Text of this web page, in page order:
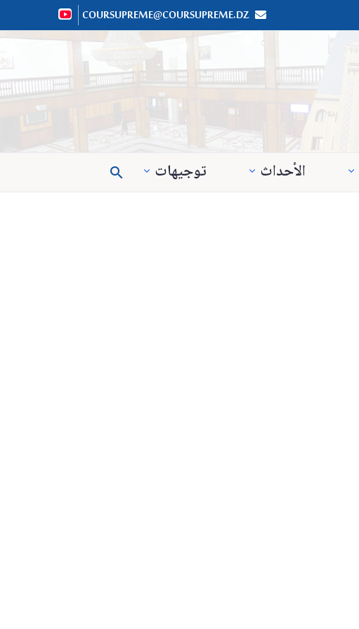


COURSUPREME@COURSUPREME.DZ
الأحداث توجيهات 